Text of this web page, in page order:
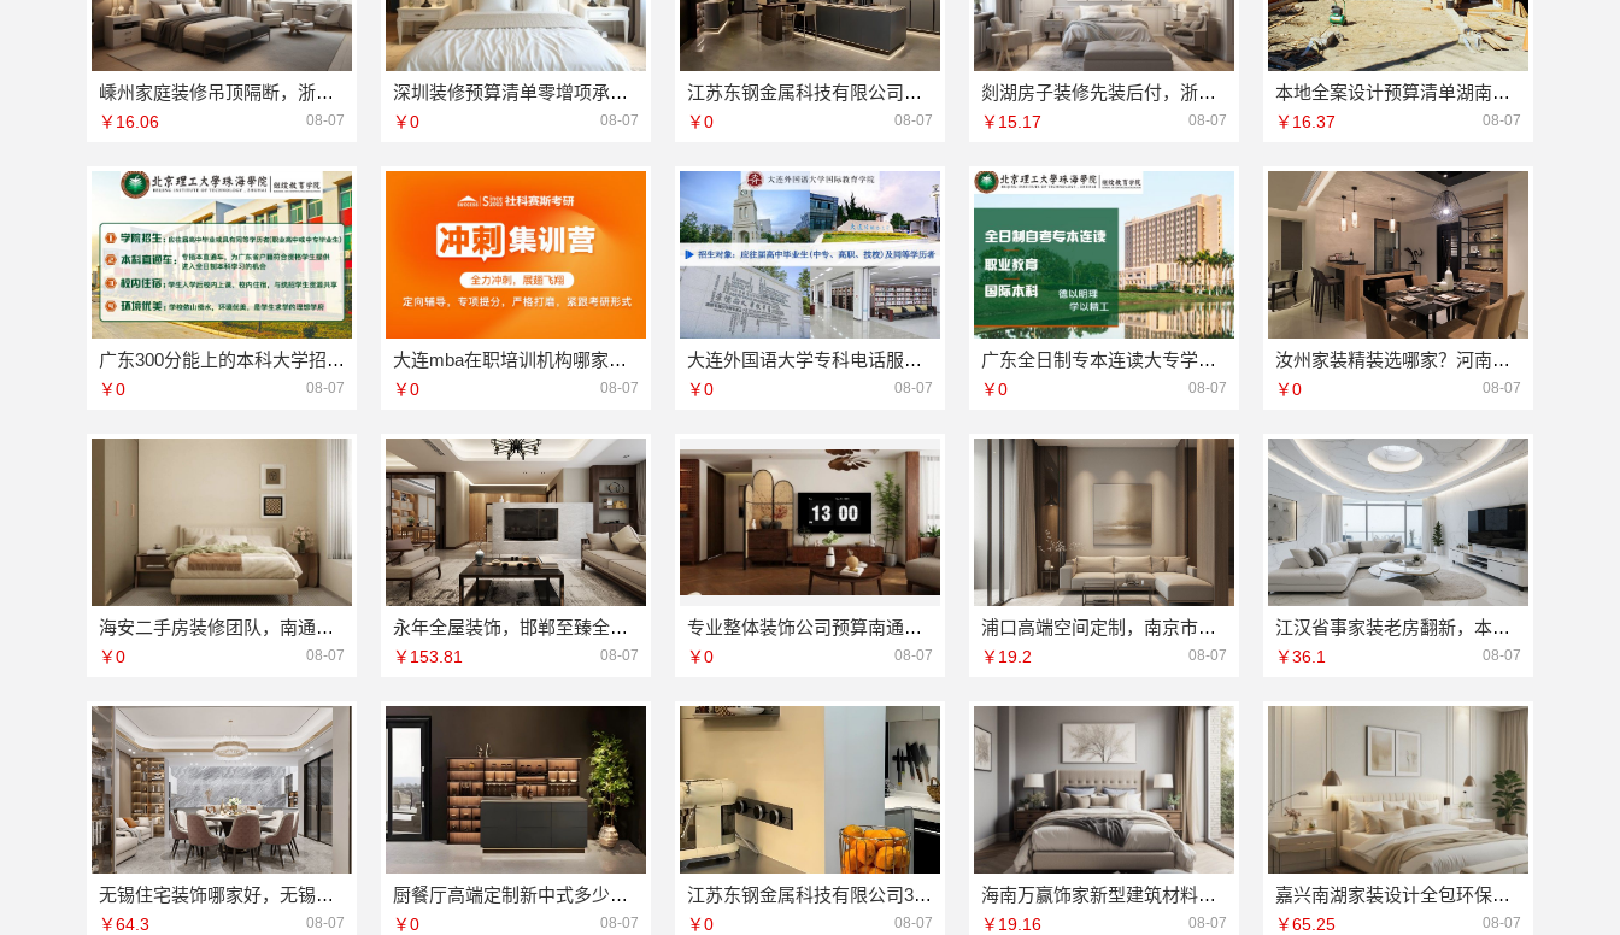
嵊州家庭装修吊顶隔断，浙江宜美嘉装饰工程有限公司
￥16.06 08-07
深圳装修预算清单零增项承诺，广东鼎饰空间装饰
￥0 08-07
江苏东钢金属科技有限公司全屋不锈钢定制生产商本地
￥0 08-07
剡湖房子装修先装后付，浙江宜美嘉装饰工程有限公司放心之选
￥15.17 08-07
本地全案设计预算清单湖南创益讯建筑有限公司
￥16.37 08-07
广东300分能上的本科大学招生方式-北京理工大学珠海学院继教院
￥0 08-07
大连mba在职培训机构哪家好 社科赛斯MBA考研名师授课全程指导
￥0 08-07
大连外国语大学专科电话服务资讯
￥0 08-07
广东全日制专本连读大专学校-北京理工大学珠海学院继续教育学院
￥0 08-07
汝州家装精装选哪家？河南璟臻环保建材有限公司品质交付
￥0 08-07
海安二手房装修团队，南通宏域全宅装饰建材有限公司专业施工
￥0 08-07
永年全屋装饰，邯郸至臻全宅新材料有限公司一站式服务
￥153.81 08-07
专业整体装饰公司预算南通宏域全宅装饰建材有限公司
￥0 08-07
浦口高端空间定制，南京市创亿讯环保全包更省心
￥19.2 08-07
江汉省事家装老房翻新，本地快装（湖北）科技有限公司省心无忧
￥36.1 08-07
无锡住宅装饰哪家好，无锡亿莱居装饰工程材料有限公司
￥64.3 08-07
厨餐厅高端定制新中式多少钱-江苏东钢金属家居有限公司
￥0 08-07
江苏东钢金属科技有限公司304不锈钢家具全国地址
￥0 08-07
海南万赢饰家新型建筑材料有限公司透明明细报价
￥19.16 08-07
嘉兴南湖家装设计全包环保材料，嘉兴美派建材科技有限公司
￥65.25 08-07